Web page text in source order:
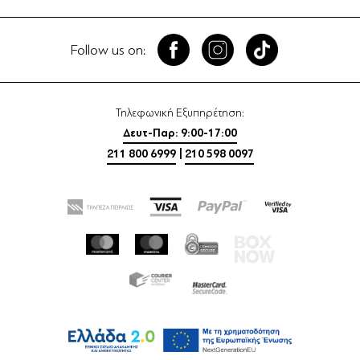
Follow us on:
Τηλεφωνική Εξυπηρέτηση:
Δευτ-Παρ: 9:00-17:00
211 800 6999
210 598 0097